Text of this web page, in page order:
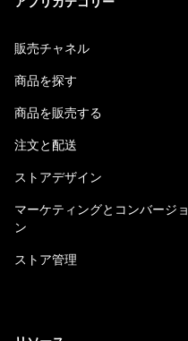
販売チャネル
商品を探す
商品を販売する
注文と配送
ストアデザイン
マーケティングとコンバージョ
ン
ストア管理